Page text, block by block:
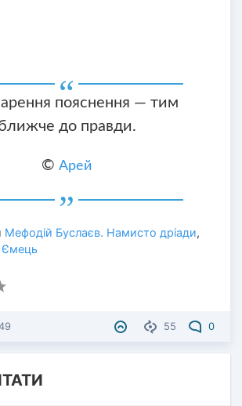
пояснення — тим
до правди.
© Арей
Мефодій Буслаєв. Намисто дріади,
55 0